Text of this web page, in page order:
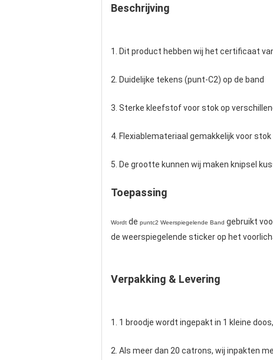
Beschrijving
1. Dit product hebben wij het certificaat van
2. Duidelijke tekens (punt-C2) op de band
3. Sterke kleefstof voor stok op
4. Flexiablemateriaal gemakkelijk voor stok
5. De grootte kunnen wij maken knipsel
Toepassing
Wordt de puntc2 Weerspiegelende Band gebruikt
de weerspiegelende sticker op het
Verpakking & Levering
1. 1 broodje wordt ingepakt in 1 kleine
2. Als meer dan 20 catrons, wij inpakten